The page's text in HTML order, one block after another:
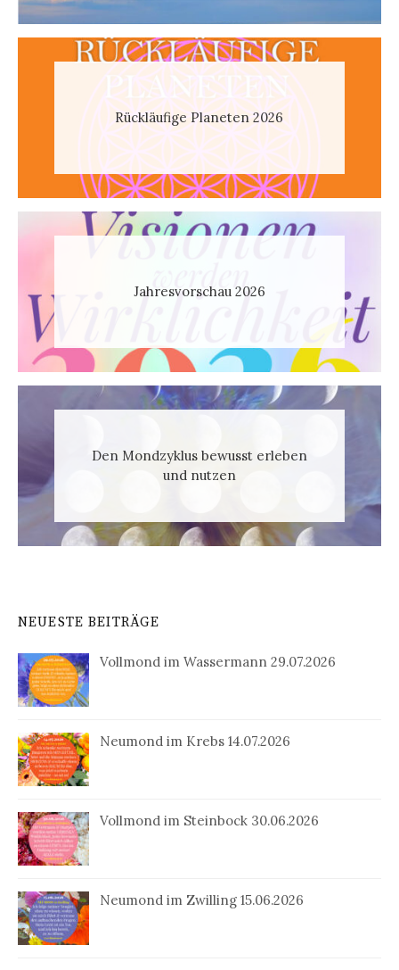
Rückläufige Planeten 2026
Jahresvorschau 2026
Den Mondzyklus bewusst erleben
und nutzen
NEUESTE BEITRÄGE
Vollmond im Wassermann 29.07.2026
Neumond im Krebs 14.07.2026
Vollmond im Steinbock 30.06.2026
Neumond im Zwilling 15.06.2026